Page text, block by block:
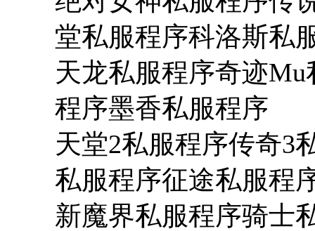
堂私服程序科洛斯私
天龙私服程序奇迹
程序墨香私服程序
天堂2私服程序传奇3
私服程序征途私服程
新魔界私服程序骑士